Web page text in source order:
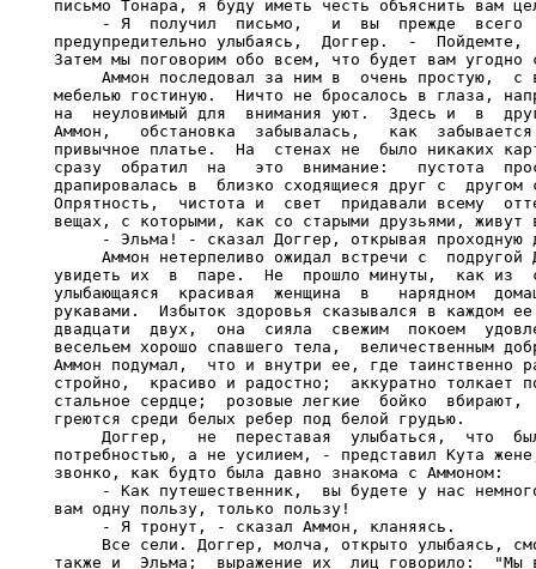
письмо Тонара, я буду иметь честь объяснить вам
- Я  получил  письмо,   и  вы  прежде  всего
предупредительно улыбаясь,  Доггер.  -  Пойдемте,
Затем мы поговорим обо всем, что будет вам угодно
Аммон последовал за ним в  очень простую,  с
мебелью гостиную.  Ничто не бросалось в глаза,
на  неуловимый для  внимания уют.  Здесь и  в
Аммон,   обстановка  забывалась,   как
привычное платье.  На  стенах не  было никаких
сразу  обратил  на   это  внимание:   пустота
драпировалась в  близко сходящиеся друг с  другом
Опрятность,  чистота и  свет  придавали всему
вещах, с которыми, как со старыми друзьями, живут
- Эльма! - сказал Доггер, открывая проходную
Аммон нетерпеливо ожидал встречи с  подругой
увидеть их  в  паре.  Не  прошло минуты,  как из
улыбающаяся  красивая  женщина  в   нарядном
рукавами.  Избыток здоровья сказывался в каждом
двадцати  двух,  она  сияла  свежим  покоем
весельем хорошо спавшего тела,  величественным
Аммон подумал,  что и внутри ее, где таинственно
стройно,  красиво и радостно;  аккуратно толкает
стальное сердце;  розовые легкие  бойко
греются среди белых ребер под белой грудью.
Доггер,   не  переставая  улыбаться,  что
потребностью, а не усилием, - представил Кута
звонко, как будто была давно знакома с Аммоном:
- Как путешественник,  вы будете у нас
вам одну пользу, только пользу!
     - Я тронут, - сказал Аммон, кланяясь.
Все сели. Доггер, молча, открыто улыбаясь,
также и  Эльма;  выражение их  лиц говорило:  "Мы